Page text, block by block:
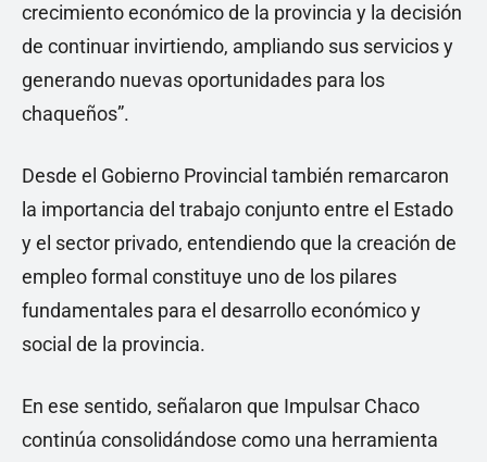
crecimiento económico de la provincia y la decisión
de continuar invirtiendo, ampliando sus servicios y
generando nuevas oportunidades para los
chaqueños”.
Desde el Gobierno Provincial también remarcaron
la importancia del trabajo conjunto entre el Estado
y el sector privado, entendiendo que la creación de
empleo formal constituye uno de los pilares
fundamentales para el desarrollo económico y
social de la provincia.
En ese sentido, señalaron que Impulsar Chaco
continúa consolidándose como una herramienta